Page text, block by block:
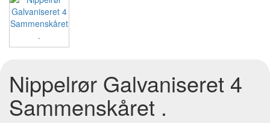
Nippelrør Galvaniseret 4
Sammenskåret .